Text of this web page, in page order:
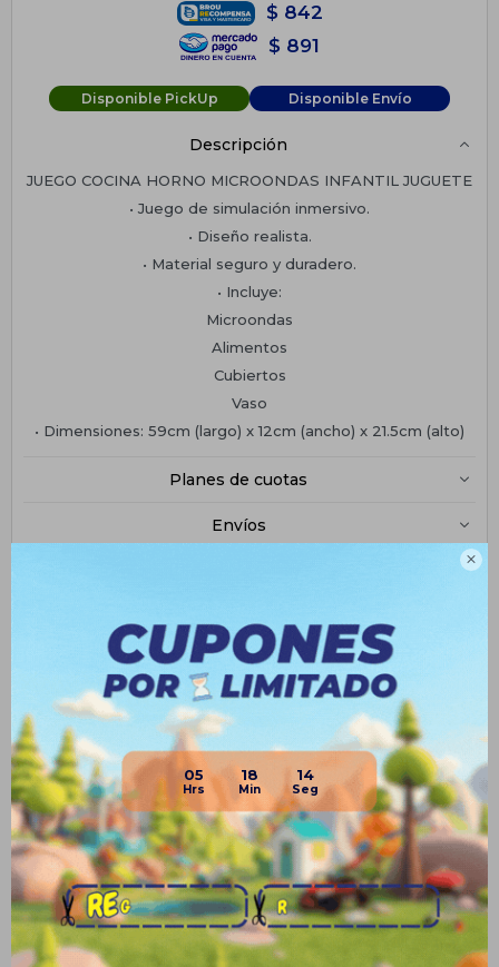

05 18 14
$ 842
$ 891
Disponible PickUp Disponible Envío
Descripción
JUEGO COCINA HORNO MICROONDAS INFANTIL JUGUETE
• Juego de simulación inmersivo.
• Diseño realista.
• Material seguro y duradero.
• Incluye:
Microondas
Alimentos
Cubiertos
Vaso
• Dimensiones: 59cm (largo) x 12cm (ancho) x 21.5cm (alto)
Planes de cuotas
Envíos
Productos que te pueden interesar